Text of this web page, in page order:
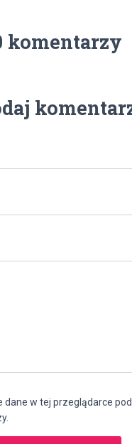
komentarzy
dane w tej przeglądarce